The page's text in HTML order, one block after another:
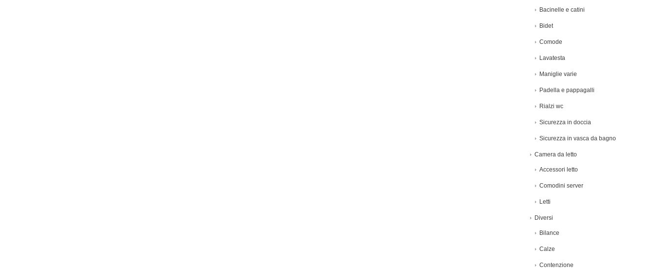
Bacinelle e catini
Bidet
Comode
Lavatesta
Maniglie varie
Padella e pappagalli
Rialzi wc
Sicurezza in doccia
Sicurezza in vasca da bagno
Camera da letto
Accessori letto
Comodini server
Letti
Diversi
Bilance
Calze
Contenzione